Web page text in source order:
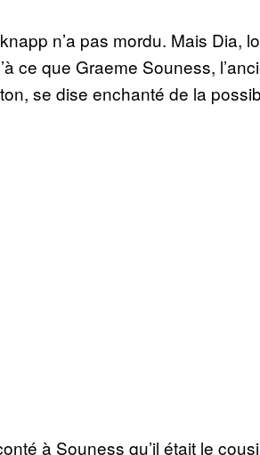
n’a pas mordu. Mais Dia,
ce que Graeme Souness,
se dise enchanté de la
à Souness qu’il était le